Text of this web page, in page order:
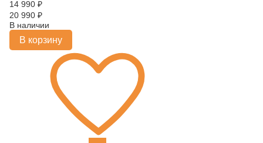
14 990 ₽
20 990 ₽
В наличии
В корзину